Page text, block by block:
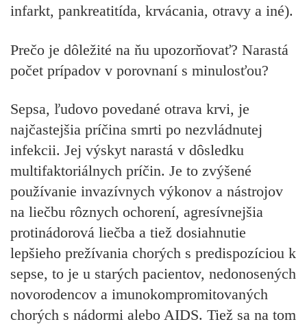
infarkt, pankreatitída, krvácania, otravy a iné).
Prečo je dôležité na ňu upozorňovať? Narastá
počet prípadov v porovnaní s minulosťou?
Sepsa, ľudovo povedané otrava krvi, je
najčastejšia príčina smrti po nezvládnutej
infekcii. Jej výskyt narastá v dôsledku
multifaktoriálnych príčin. Je to zvýšené
používanie invazívnych výkonov a nástrojov
na liečbu rôznych ochorení, agresívnejšia
protinádorová liečba a tiež dosiahnutie
lepšieho prežívania chorých s predispozíciou k
sepse, to je u starých pacientov, nedonosených
novorodencov a imunokompromitovaných
chorých s nádormi alebo AIDS. Tiež sa na tom